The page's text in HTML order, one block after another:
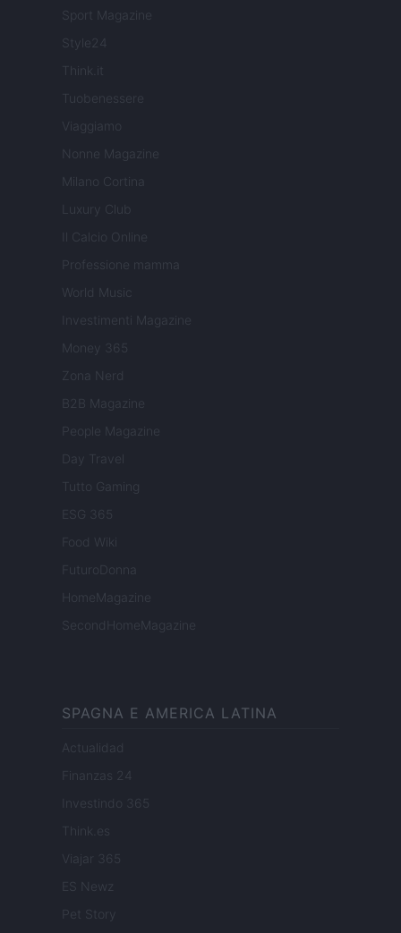
Sport Magazine
Style24
Think.it
Tuobenessere
Viaggiamo
Nonne Magazine
Milano Cortina
Luxury Club
Il Calcio Online
Professione mamma
World Music
Investimenti Magazine
Money 365
Zona Nerd
B2B Magazine
People Magazine
Day Travel
Tutto Gaming
ESG 365
Food Wiki
FuturoDonna
HomeMagazine
SecondHomeMagazine
SPAGNA E AMERICA LATINA
Actualidad
Finanzas 24
Investindo 365
Think.es
Viajar 365
ES Newz
Pet Story